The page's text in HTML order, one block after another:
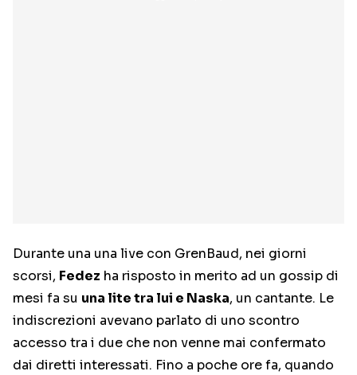
Durante una una live con GrenBaud, nei giorni
scorsi, Fedez ha risposto in merito ad un gossip di
mesi fa su una lite tra lui e Naska, un cantante. Le
indiscrezioni avevano parlato di uno scontro
accesso tra i due che non venne mai confermato
dai diretti interessati. Fino a poche ore fa, quando